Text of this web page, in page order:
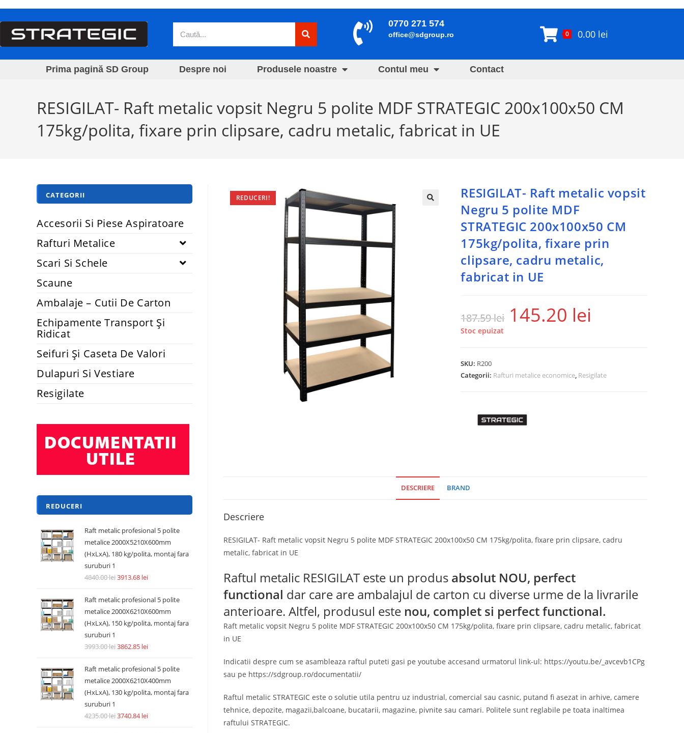
0770 271 574
office@sdgroup.ro 0 0.00 lei
Prima pagină SD Group Despre noi Produsele noastre Contul meu Contact
RESIGILAT- Raft metalic vopsit Negru 5 polite MDF STRATEGIC 200x100x50 CM
175kg/polita, fixare prin clipsare, cadru metalic, fabricat in UE
REDUCERI!
RESIGILAT- Raft metalic vopsit
Negru 5 polite MDF
STRATEGIC 200x100x50 CM
175kg/polita, fixare prin
clipsare, cadru metalic,
fabricat in UE
187.59lei 145.20 lei
Stoc epuizat
SKU: R200
Categorii: Rafturi metalice economice, Resigilate
DESCRIERE BRAND
Descriere
RESIGILAT- Raft metalic vopsit Negru 5 polite MDF STRATEGIC 200x100x50 CM 175kg/polita, fixare prin clipsare, cadru
metalic, fabricat in UE
Raftul metalic RESIGILAT este un produs absolut NOU, perfect
functional dar care are ambalajul de carton cu diverse urme de la livrarile
anterioare. Altfel, produsul este nou, complet si perfect functional.
Raft metalic vopsit Negru 5 polite MDF STRATEGIC 200x100x50 CM 175kg/polita, fixare prin clipsare, cadru metalic, fabricat
in UE
Indicatii despre cum se asambleaza raftul puteti gasi pe youtube accesand urmatorul link-ul: https://youtu.be/_avcevb1CPg
sau pe https://sdgroup.ro/documentatii/
Raftul metalic STRATEGIC este o solutie utila pentru uz industrial, comercial sau casnic, putand fi asezat in arhive, camere
tehnice, depozite, magazii,balcoane, bucatarii, magazine, pivnite sau camari. Politele sunt reglabile pe toata inaltimea
raftului STRATEGIC.
CATEGORII
Accesorii Si Piese Aspiratoare
Rafturi Metalice
Scari Si Schele
Scaune
Ambalaje – Cutii De Carton
Echipamente Transport Și
Ridicat
Seifuri Și Caseta De Valori
Dulapuri Si Vestiare
Resigilate
REDUCERI
Raft metalic profesional 5 polite
metalice 2000X5210X600mm
(HxLxA), 180 kg/polita, montaj fara
suruburi 1
4840.00lei3913.68 lei
Raft metalic profesional 5 polite
metalice 2000X6210X600mm
(HxLxA), 150 kg/polita, montaj fara
suruburi 1
3993.00lei3862.85 lei
Raft metalic profesional 5 polite
metalice 2000X6210X400mm
(HxLxA), 130 kg/polita, montaj fara
suruburi 1
4235.00lei3740.84lei